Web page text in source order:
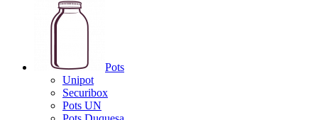
Pots
Unipot
Securibox
Pots UN